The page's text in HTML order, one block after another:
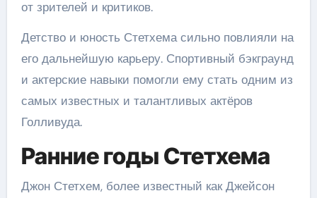
от зрителей и критиков.
Детство и юность Стетхема сильно повлияли на
его дальнейшую карьеру. Спортивный бэкграунд
и актерские навыки помогли ему стать одним из
самых известных и талантливых актёров
Голливуда.
Ранние годы Стетхема
Джон Стетхем, более известный как Джейсон